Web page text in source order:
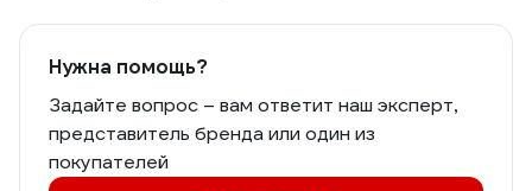
Нужна помощь?
Задайте вопрос – вам ответит наш эксперт,
представитель бренда или один из
покупателей